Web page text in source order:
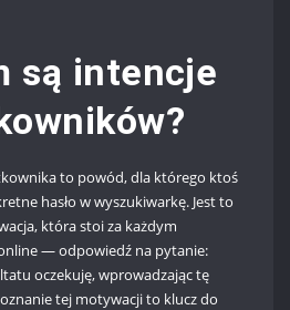
są intencje
to powód, dla którego ktoś
hasło w wyszukiwarkę. Jest to
która stoi za każdym
— odpowiedź na pytanie:
oczekuję, wprowadzając tę
tej motywacji to klucz do